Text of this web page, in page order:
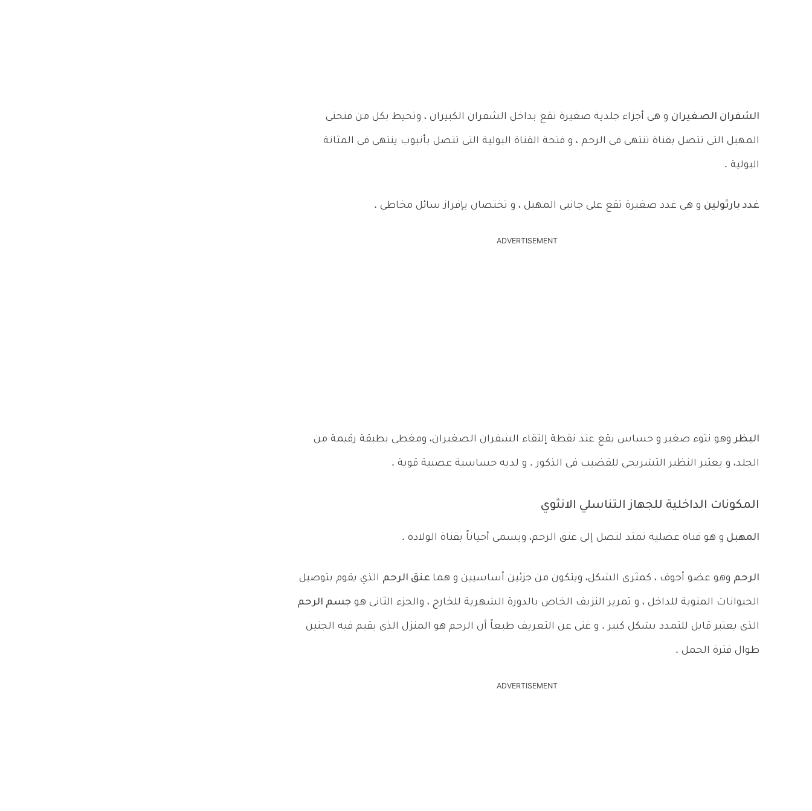
الشفران الصغيران و هى أجزاء جلدية صغيرة تقع بداخل الشفران الكبيران ، وتحيط بكل من فتحتى
المهبل التى تتصل بقناة تنتهى فى الرحم ، و فتحة القناة البولية التى تتصل بأنبوب ينتهى فى المثانة
البولية .
غدد بارثولين و هى غدد صغيرة تقع على جانبى المهبل ، و تختصان بإفراز سائل مخاطى .
ADVERTISEMENT
البظروهو نتوء صغير و حساس يقع عند نقطة إلتقاء الشفران الصغيران، ومغطى بطبقة رقيمة من
الجلد، و يعتبر النظير التشريحى للقضيب فى الذكور . و لديه حساسية عصبية قوية .
المكونات الداخلية للجهاز التناسلي الانثوي
المهبل و هو قناة عضلية تمتد لتصل إلى عنق الرحم، ويسمى أحياناً بقناة الولادة .
الرحم وهو عضو أجوف ، كمثرى الشكل، ويتكون من جزئين أساسيين و هما عنق الرحم الذي يقوم بتوصيل
الحيوانات المنوية للداخل ، و تمرير النزيف الخاص بالدورة الشهرية للخارج ، والجزء الثانى هو جسم الرحم
الذى يعتبر قابل للتمدد بشكل كبير . و غنى عن التعريف طبعاً أن الرحم هو المنزل الذى يقيم فيه الجنين
طوال فترة الحمل .
ADVERTISEMENT